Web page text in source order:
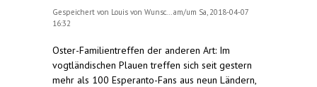
Gespeichert von Louis von Wunsc...
am/um Sa, 2018-04-07
16:32
Oster-Familientreffen der anderen Art: Im
vogtländischen Plauen treffen sich seit gestern
mehr als 100 Esperanto-Fans aus neun Ländern,